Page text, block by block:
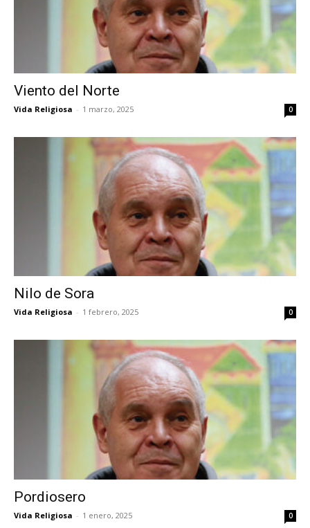
Viento del Norte
Vida Religiosa - 1 marzo, 2025 0
Nilo de Sora
Vida Religiosa - 1 febrero, 2025 0
Pordiosero
Vida Religiosa - 1 enero, 2025 0